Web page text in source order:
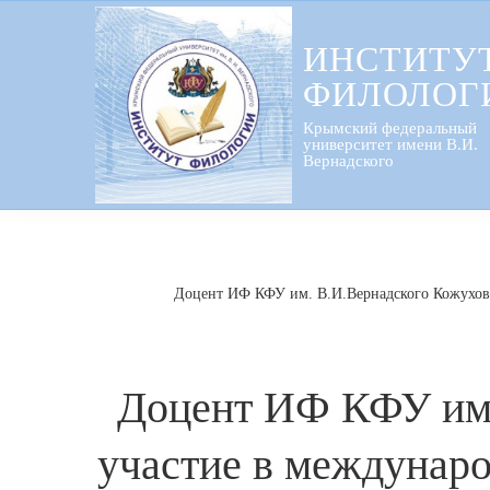
Крымский федеральный
университет имени В.И.
Вернадского
Доцент ИФ КФУ им. В.И.Вернадского
Доцент ИФ КФУ
участие в